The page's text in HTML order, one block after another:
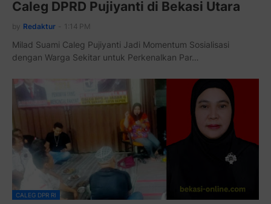
Caleg DPRD Pujiyanti di Bekasi Utara
by Redaktur 1:14 PM
Milad Suami Caleg Pujiyanti Jadi Momentum Sosialisasi
dengan Warga Sekitar untuk Perkenalkan Par…
CALEG DPR RI